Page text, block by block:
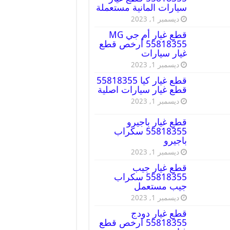
سيارات المانية مستعملة
ديسمبر 1, 2023
قطع غيار أم جي MG
55818355 أرخص قطع
غيار سيارات
ديسمبر 1, 2023
قطع غيار كيا 55818355
قطع غيار سيارات اصلية
ديسمبر 1, 2023
قطع غيار باجيرو
55818355 سكراب
باجيرو
ديسمبر 1, 2023
قطع غيار جيب
55818355 سكراب
جيب مستعمل
ديسمبر 1, 2023
قطع غيار دودج
55818355 ارخص قطع